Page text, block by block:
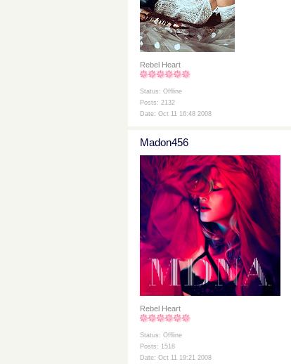
Rebel Heart
Status: Offline
Posts: 2132
Date: Oct 11 16:48 2008
Madon456
Rebel Heart
Status: Offline
Posts: 1518
Date: Oct 11 19:21 2008